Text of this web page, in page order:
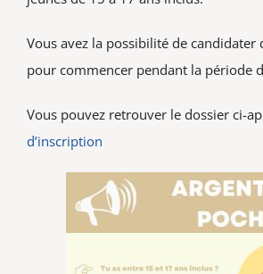
Vous avez la possibilité de candidater
pour commencer pendant la période
Vous pouvez retrouver le dossier ci-
d’inscription